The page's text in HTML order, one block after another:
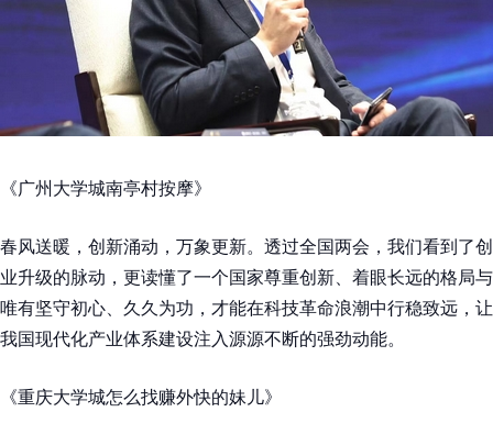
《广州大学城南亭村按摩》
春风送暖，创新涌动，万象更新。透过全国两会，我们看到了
业升级的脉动，更读懂了一个国家尊重创新、着眼长远的格局
唯有坚守初心、久久为功，才能在科技革命浪潮中行稳致远，
我国现代化产业体系建设注入源源不断的强劲动能。
《重庆大学城怎么找赚外快的妹儿》